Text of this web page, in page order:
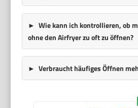
Wie kann ich kontrollieren, ob
ohne den Airfryer zu oft zu öffnen?
Verbraucht häufiges Öffnen